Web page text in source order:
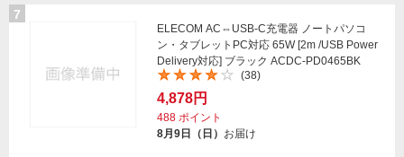
7
ELECOM AC⇔USB-C充電器 ノートパソコ
ン・タブレットPC対応 65W [2m /USB Power
Delivery対応] ブラック ACDC-PD0465BK
(38)
4,878円
488 ポイント
8月9日（日） お届け